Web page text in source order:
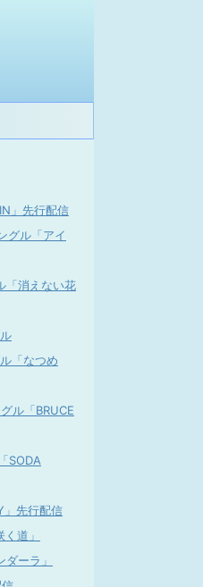
」先行配信
グル「アイ
消えない花
「なつめ
ル「BRUCE
SODA
」先行配信
道」
ーラ」